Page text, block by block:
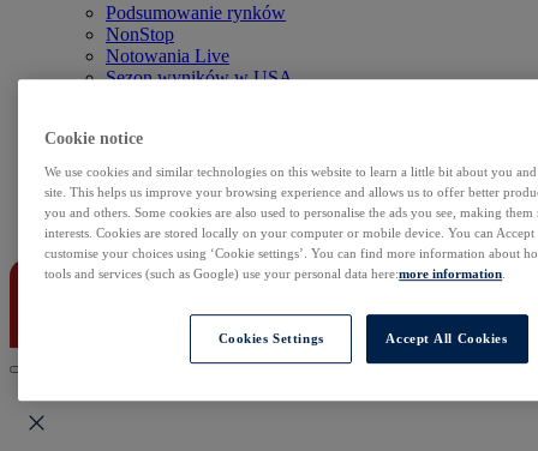
Podsumowanie rynków
NonStop
Notowania Live
Sezon wyników w USA
Zdarzenia korporacyjne
Sentyment Klientów
Rolowania
Kontakt
Cookie notice
We use cookies and similar technologies on this website to learn a little bit about you
site. This helps us improve your browsing experience and allows us to offer better
you and others. Some cookies are also used to personalise the ads you see, making
interests. Cookies are stored locally on your computer or mobile device. You can
customise your choices using ‘Cookie settings’. You can find more information about
tools and services (such as Google) use your personal data here:more information
Cookies Settings Accept All Cookies